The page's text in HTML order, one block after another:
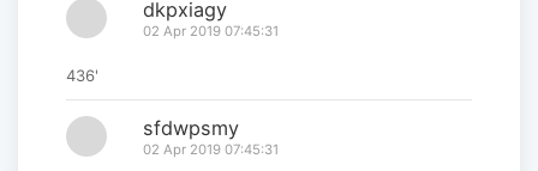
dkpxiagy
02 Apr 2019 07:45:31
436'
sfdwpsmy
02 Apr 2019 07:45:31